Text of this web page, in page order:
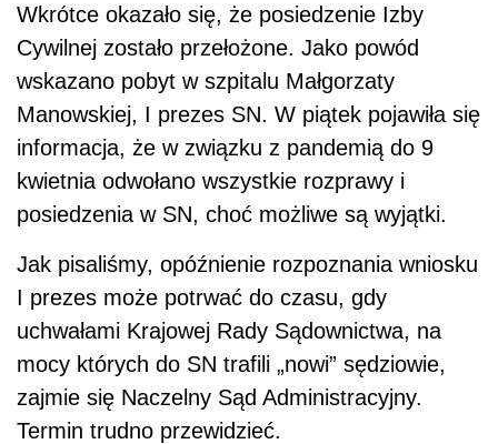
Wkrótce okazało się, że posiedzenie Izby
Cywilnej zostało przełożone. Jako powód
wskazano pobyt w szpitalu Małgorzaty
Manowskiej, I prezes SN. W piątek pojawiła się
informacja, że w związku z pandemią do 9
kwietnia odwołano wszystkie rozprawy i
posiedzenia w SN, choć możliwe są wyjątki.
Jak pisaliśmy, opóźnienie rozpoznania wniosku
I prezes może potrwać do czasu, gdy
uchwałami Krajowej Rady Sądownictwa, na
mocy których do SN trafili „nowi” sędziowie,
zajmie się Naczelny Sąd Administracyjny.
Termin trudno przewidzieć.